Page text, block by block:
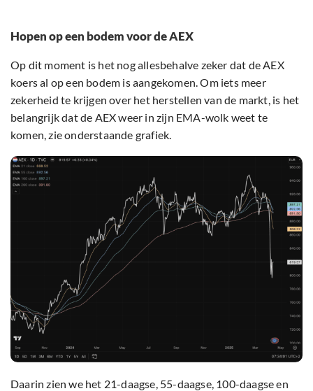
Hopen op een bodem voor de AEX
Op dit moment is het nog allesbehalve zeker dat de AEX
koers al op een bodem is aangekomen. Om iets meer
zekerheid te krijgen over het herstellen van de markt, is het
belangrijk dat de AEX weer in zijn EMA-wolk weet te
komen, zie onderstaande grafiek.
Daarin zien we het 21-daagse, 55-daagse, 100-daagse en